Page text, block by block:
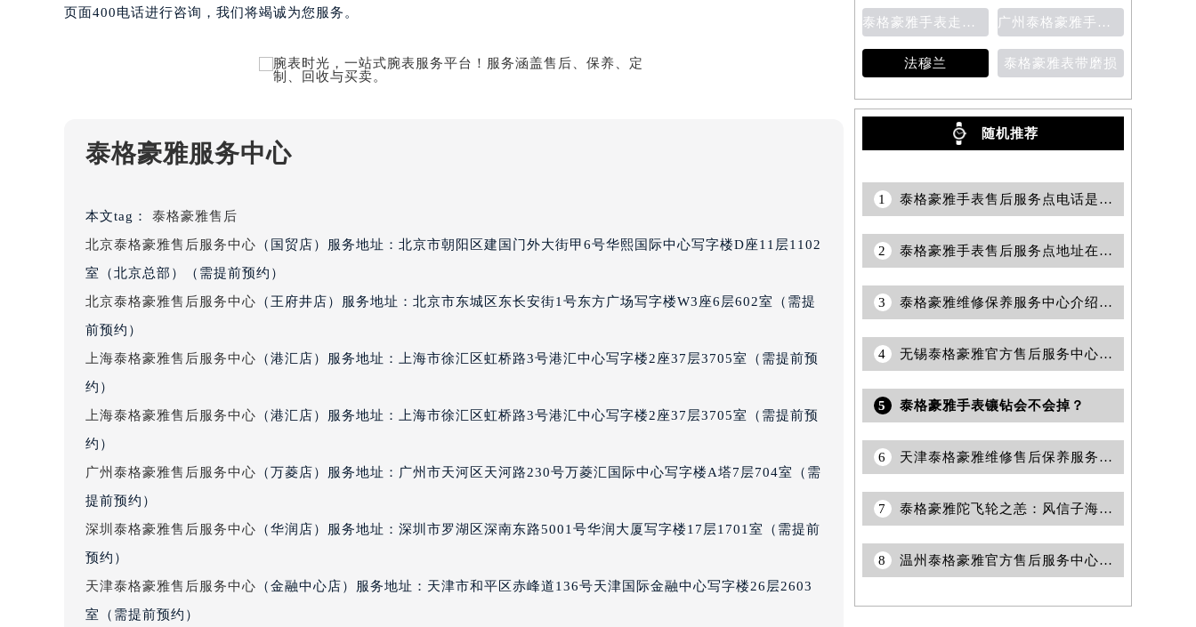
黑龙江省齐齐哈尔市龙沙区龙华路泰格豪雅售后服务中心（需提前预约）
黑龙江省绥化市北林区新华街与康庄路交叉口泰格豪雅售后服务中心（需提前预约）
吉林省白山市浑江区浑江大街泰格豪雅售后服务中心（需提前预约）
吉林省吉林市船营区河南街泰格豪雅售后服务中心（需提前预约）
吉林省梅河口市新华街道梅河大街泰格豪雅售后服务中心（需提前预约）
吉林省四平市铁东区紫气大路与南九经街交汇处泰格豪雅售后服务中心（需提前预约）
吉林省松原市宁江区五环大街泰格豪雅售后服务中心（需提前预约）
辽宁省本溪市平山区胜利路泰格豪雅售后服务中心（需提前预约）
辽宁省丹东市振兴区七经街泰格豪雅售后服务中心（需提前预约）
辽宁省阜新市海州区解放大街泰格豪雅售后服务中心（需提前预约）
辽宁省辽阳市白塔区新运大街泰格豪雅售后服务中心（需提前预约）
辽宁省铁岭市银州区南马路泰格豪雅售后服务中心（需提前预约）
辽宁省营口市站前区市府路与渤海大街交叉口泰格豪雅售后服务中心（需提前预约）
页面400电话进行咨询，我们将竭诚为您服务。
泰格豪雅服务中心
本文tag： 泰格豪雅售后
北京泰格豪雅售后服务中心 （国贸店）服务地址：北京市朝阳区建国门外大街甲6号华熙国际中心写字楼D座11层1102
室（北京总部）（需提前预约）
北京泰格豪雅售后服务中心 （王府井店）服务地址：北京市东城区东长安街1号东方广场写字楼W3座6层602室（需提
前预约）
上海泰格豪雅售后服务中心 （港汇店）服务地址：上海市徐汇区虹桥路3号港汇中心写字楼2座37层3705室（需提前预
约）
上海泰格豪雅售后服务中心 （港汇店）服务地址：上海市徐汇区虹桥路3号港汇中心写字楼2座37层3705室（需提前预
约）
广州泰格豪雅售后服务中心 （万菱店）服务地址：广州市天河区天河路230号万菱汇国际中心写字楼A塔7层704室（需
提前预约）
深圳泰格豪雅售后服务中心 （华润店）服务地址：深圳市罗湖区深南东路5001号华润大厦写字楼17层1701室（需提前
预约）
天津泰格豪雅售后服务中心 （金融中心店）服务地址：天津市和平区赤峰道136号天津国际金融中心写字楼26层2603
室（需提前预约）
泰格豪雅手表走时变快 广州泰格豪雅手表维修服务中心的地址
法穆兰 泰格豪雅表带磨损
随机推荐
1 泰格豪雅手表售后服务点电话是多少？
2 泰格豪雅手表售后服务点地址在哪里？
3 泰格豪雅维修保养服务中心介绍 | 泰格豪雅
4 无锡泰格豪雅官方售后服务中心｜网点地址与电话权威信息公示（2026年6月最新）
5 泰格豪雅手表镶钻会不会掉？
6 天津泰格豪雅维修售后保养服务点权威公示（2026年7月最新）
7 泰格豪雅陀飞轮之恙：风信子海风中的蜘蛛网
8 温州泰格豪雅官方售后服务中心｜全新官方服务电话与地址权威信息公告（2026年7月最新）